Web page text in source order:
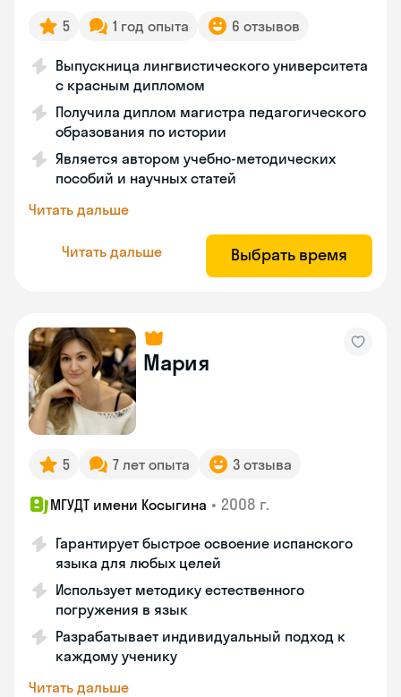
5 1 год опыта 6 отзывов
Выпускница лингвистического университета
с красным дипломом
Получила диплом магистра педагогического
образования по истории
Является автором учебно-методических
пособий и научных статей
Читать дальше
Читать дальше Выбрать время
Мария
5 7 лет опыта 3 отзыва
МГУДТ имени Косыгина • 2008 г.
Гарантирует быстрое освоение испанского
языка для любых целей
Использует методику естественного
погружения в язык
Разрабатывает индивидуальный подход к
каждому ученику
Читать дальше